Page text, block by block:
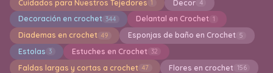
Cuidados para Nuestros Tejedores 1 Decor 4
Decoración en crochet 344 Delantal en Crochet 1
Diademas en crochet 49 Esponjas de baño en Crochet 5
Estolas 3 Estuches en Crochet 32
Faldas largas y cortas a crochet 47 Flores en crochet 156